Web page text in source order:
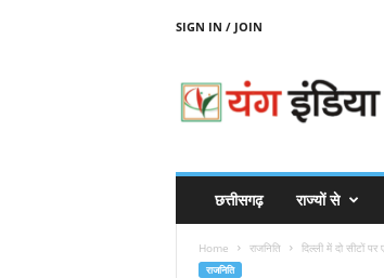
SIGN IN / JOIN
N
छत्तीसगढ़ राज्यों से
Home राजनिति दिल्ली में दो सीटों
राजनिति